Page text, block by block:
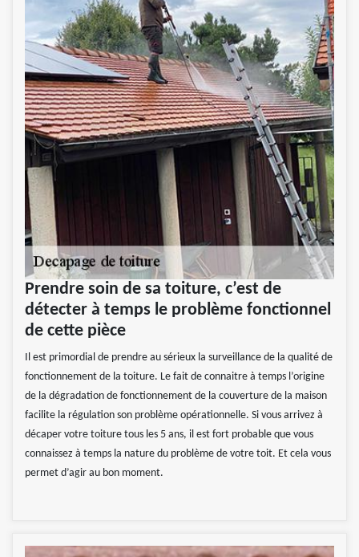
Prendre soin de sa toiture, c’est de
détecter à temps le problème fonctionnel
de cette pièce
Il est primordial de prendre au sérieux la surveillance de la qualité de
fonctionnement de la toiture. Le fait de connaitre à temps l’origine
de la dégradation de fonctionnement de la couverture de la maison
facilite la régulation son problème opérationnelle. Si vous arrivez à
décaper votre toiture tous les 5 ans, il est fort probable que vous
connaissez à temps la nature du problème de votre toit. Et cela vous
permet d’agir au bon moment.